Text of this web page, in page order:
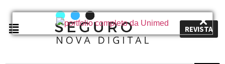
REVISTA